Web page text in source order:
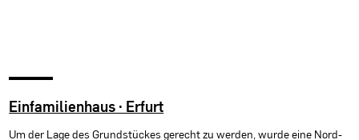
Einfamilienhaus · Erfurt
Um der Lage des Grundstückes gerecht zu werden, wurde eine Nord-